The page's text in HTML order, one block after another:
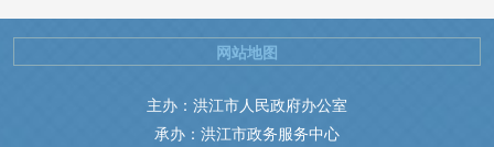
主办：洪江市人民政府办公室
承办：洪江市政务服务中心
网站地图